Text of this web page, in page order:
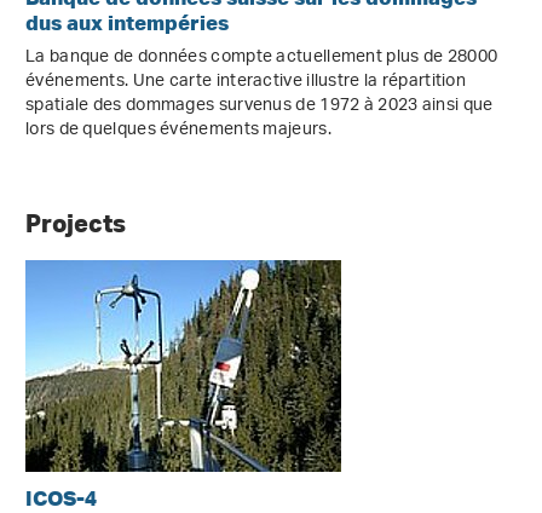
dus aux intempéries
La banque de données compte actuellement plus de 28000
événements. Une carte interactive illustre la répartition
spatiale des dommages survenus de 1972 à 2023 ainsi que
lors de quelques événements majeurs.
Projects
ICOS-4